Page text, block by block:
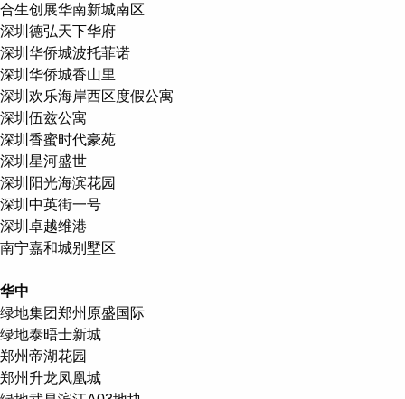
合生创展华南新城南区
深圳德弘天下华府
深圳华侨城波托菲诺
深圳华侨城香山里
深圳欢乐海岸西区度假公寓
深圳伍兹公寓
深圳香蜜时代豪苑
深圳星河盛世
深圳阳光海滨花园
深圳中英街一号
深圳卓越维港
南宁嘉和城别墅区
华中
绿地集团郑州原盛国际
绿地泰晤士新城
郑州帝湖花园
郑州升龙凤凰城